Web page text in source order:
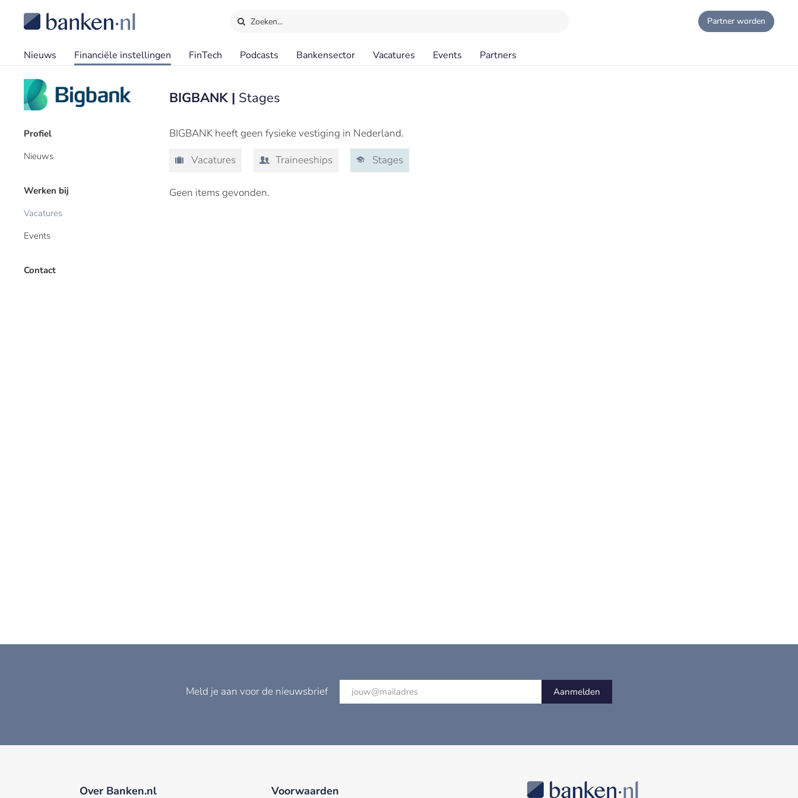
Zoeken… Partner worden
Nieuws Financiële instellingen FinTech Podcasts Bankensector Vacatures Events Partners
Profiel
Nieuws
Werken bij
Vacatures
Events
Contact
BIGBANK | Stages
BIGBANK heeft geen fysieke vestiging in Nederland.
Vacatures
Traineeships Stages
Geen items gevonden.
Meld je aan voor de nieuwsbrief Aanmelden
Over Banken.nl Voorwaarden